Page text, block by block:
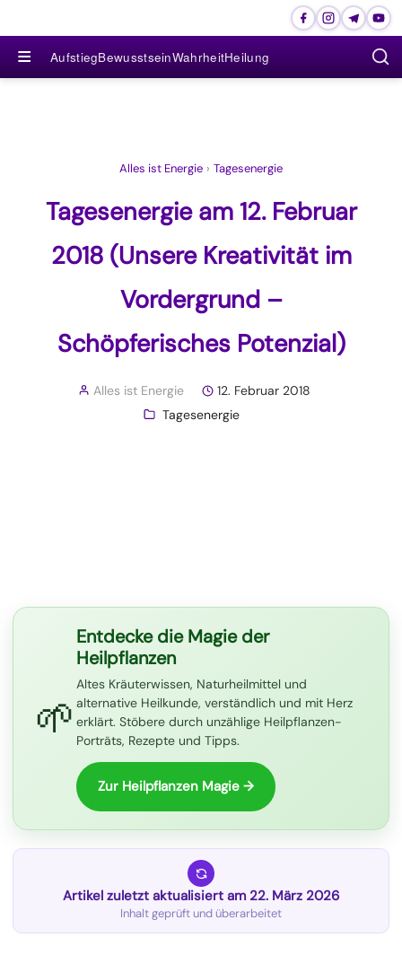
≡ AufstiegBewusstseinWahrheitHeilung
Alles ist Energie › Tagesenergie
Tagesenergie am 12. Februar
2018 (Unsere Kreativität im
Vordergrund –
Schöpferisches Potenzial)
Alles ist Energie
12. Februar 2018
Tagesenergie
🌱
Entdecke die Magie der
Heilpflanzen
Altes Kräuterwissen, Naturheilmittel und
alternative Heilkunde, verständlich und mit Herz
erklärt. Stöbere durch unzählige Heilpflanzen-
Porträts, Rezepte und Tipps.
Zur Heilpflanzen Magie →
Artikel zuletzt aktualisiert am 22. März 2026
Inhalt geprüft und überarbeitet